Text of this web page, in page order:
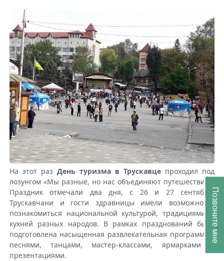
Позвоните мне
На этот раз День туризма в Трускавце проходил под
лозунгом «Мы разные, но нас объединяют путешествия».
Праздник отмечали два дня, с 26 и 27 сентября.
Трускавчани и гости здравницы имели возможность
познакомиться национальной культурой, традициями и
кухней разных народов. В рамках празднований была
подготовлена насыщенная развлекательная программа с
песнями, танцами, мастер-классами, ярмарками и
презентациями.